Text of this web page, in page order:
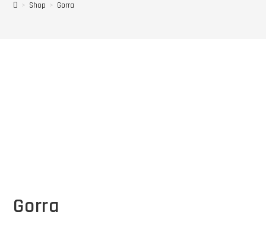
> Shop > Gorra
Gorra